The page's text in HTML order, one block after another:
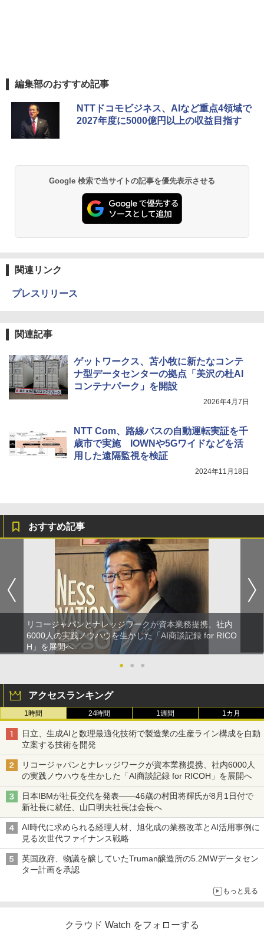
編集部のおすすめ記事
NTTドコモビジネス、AIなど重点4領域で
2027年度に5000億円以上の収益目指す
Google 検索で当サイトの記事を優先表示させる
関連リンク
プレスリリース
関連記事
ゲットワークス、苫小牧に新たなコンテ
ナ型データセンターの拠点「美沢の杜AI
コンテナパーク」を開設
2026年4月7日
NTT Com、路線バスの自動運転実証を千
歳市で実施 IOWNや5Gワイドなどを活
用した遠隔監視を検証
2024年11月18日
おすすめ記事
リコージャパンとナレッジワークが資本業務提携、社内
6000人の実践ノウハウを生かした「AI商談記録 for RICO
H」を展開へ
●
● ●
アクセスランキング
1時間 24時間 1週間 1カ月
日立、生成AIと数理最適化技術で製造業の生産ライン構成を自動
立案する技術を開発
リコージャパンとナレッジワークが資本業務提携、社内6000人
の実践ノウハウを生かした「AI商談記録 for RICOH」を展開へ
日本IBMが社長交代を発表――46歳の村田将輝氏が8月1日付で
新社長に就任、山口明夫社長は会長へ
AI時代に求められる経理人材、旭化成の業務改革とAI活用事例に
見る次世代ファイナンス戦略
英国政府、物議を醸していたTruman醸造所の5.2MWデータセン
ター計画を承認
もっと見る
クラウド Watch をフォローする